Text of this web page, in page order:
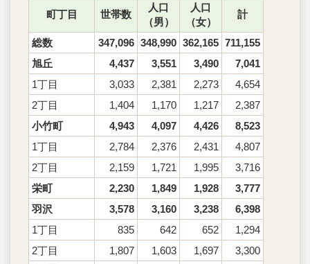
町丁目 世帯数
人口
（男）
人口
（女）
計
総数 347,096 348,990 362,165 711,155
旭丘
4,437 3,551 3,490
7,041
1丁目
3,033 2,381 2,273
4,654
2丁目
1,404 1,170 1,217
2,387
小竹町
4,943 4,097 4,426
8,523
1丁目
2,784 2,376 2,431
4,807
2丁目
2,159 1,721 1,995
3,716
栄町
2,230 1,849 1,928
3,777
羽沢
3,578 3,160 3,238
6,398
1丁目
835 642 652
1,294
2丁目
1,807 1,603 1,697
3,300